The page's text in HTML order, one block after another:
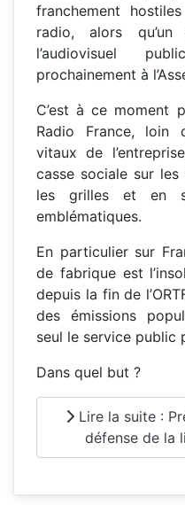
franchement
radio, alors
l’audiovisuel
prochainement à
C’est à ce moment
Radio France, loin
vitaux de
casse sociale sur les
les grilles et en
emblématiques.
En particulier sur
de fabrique est
depuis la fin de
des émissions
seul le service public
Dans quel but ?
Lire la suite :
défense de la